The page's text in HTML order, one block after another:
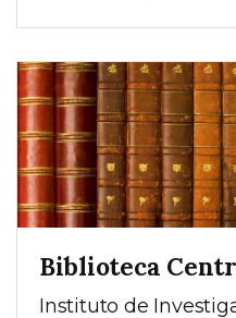
Biblioteca
Instituto de